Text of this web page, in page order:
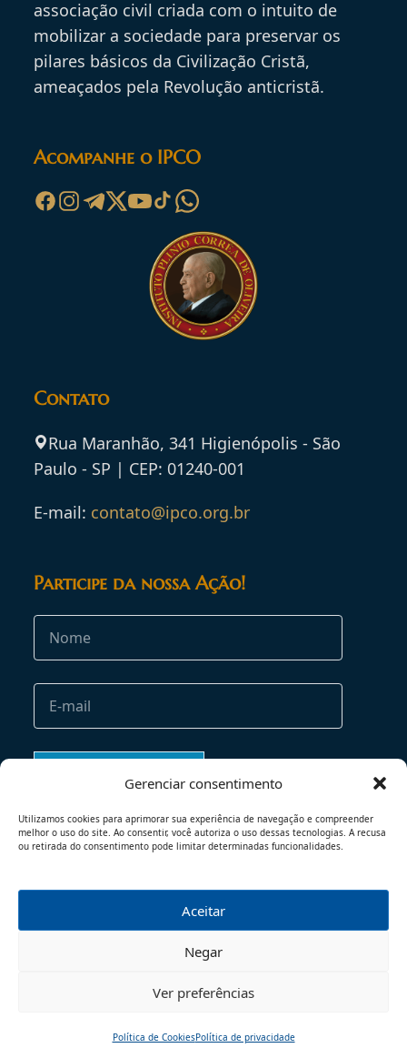
Gerenciar consentimento
Utilizamos cookies para aprimorar sua experiência de navegação e compreender
melhor o uso do site. Ao consentir, você autoriza o uso dessas tecnologias. A recusa
ou retirada do consentimento pode limitar determinadas funcionalidades.
Aceitar
Negar
Ver preferências
Política de CookiesPolítica de privacidade
associação civil criada com o intuito de
mobilizar a sociedade para preservar os
pilares básicos da Civilização Cristã,
ameaçados pela Revolução anticristã.
Acompanhe o IPCO
Contato
Rua Maranhão, 341 Higienópolis - São
Paulo - SP | CEP: 01240-001
E-mail: contato@ipco.org.br
Participe da nossa Ação!
POLÍTICA DE PRIVACIDADE
© 2026 - TODOS OS DIREITOS RESERVADOS